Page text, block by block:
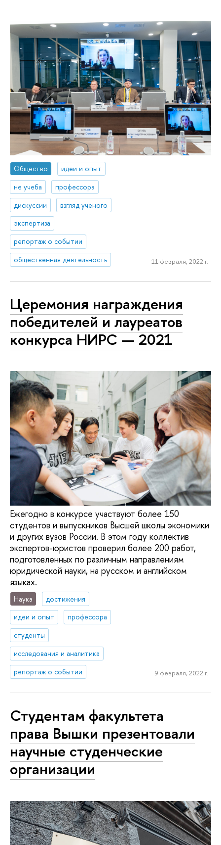
Общество
идеи и опыт
не учеба
профессора
дискуссии
взгляд ученого
экспертиза
репортаж о событии
общественная деятельность
11 февраля, 2022 г.
Церемония награждения
победителей и лауреатов
конкурса НИРС — 2021
Ежегодно в конкурсе участвуют более 150
студентов и выпускников Высшей школы экономики
и других вузов России. В этом году коллектив
экспертов-юристов проверил более 200 работ,
подготовленных по различным направлениям
юридической науки, на русском и английском
языках.
Наука
достижения
идеи и опыт
профессора
студенты
исследования и аналитика
репортаж о событии
9 февраля, 2022 г.
Студентам факультета
права Вышки презентовали
научные студенческие
организации